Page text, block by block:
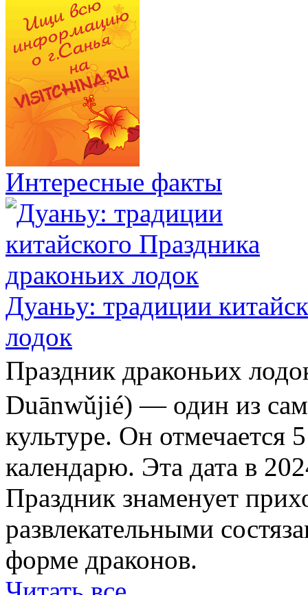
Интересные факты
Дуаньу: традиции
лодок
Праздник драконьих
Duānwǔjié) — один из
культуре. Он отмечается
календарю. Эта дата в
Праздник знаменует
развлекательными
форме драконов.